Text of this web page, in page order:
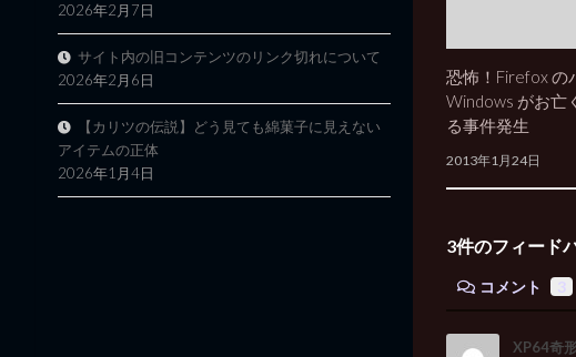
恐怖！Firefox の
Windows がお亡
る事件発生
2013年1月24日
3件のフィード
コメント
XP64奇
2026年2月7日
サイト内の旧コンテンツのリンク切れについて
2026年2月6日
【カリツの伝説】どう見ても綿菓子に見えない
アイテムの正体
2026年1月4日